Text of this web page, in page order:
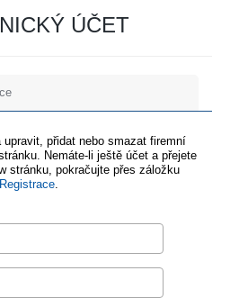
ÚČET
upravit, přidat nebo smazat firemní
Nemáte-li ještě účet a přejete
stránku, pokračujte přes záložku
Registrace.